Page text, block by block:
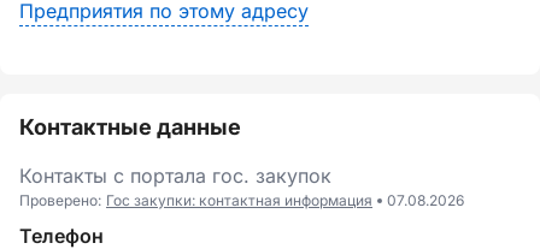
Предприятия по этому адресу
Контактные данные
Контакты c портала гоc. закупок
Проверено: Гос закупки: контактная информация 07.08.2026
Телефон